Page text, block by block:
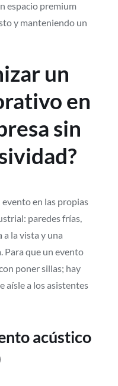
espacio premium
y manteniendo un
un
en
sin
en las propias
paredes frías,
la vista y una
Para que un evento
poner sillas; hay
aísle a los asistentes
acústico